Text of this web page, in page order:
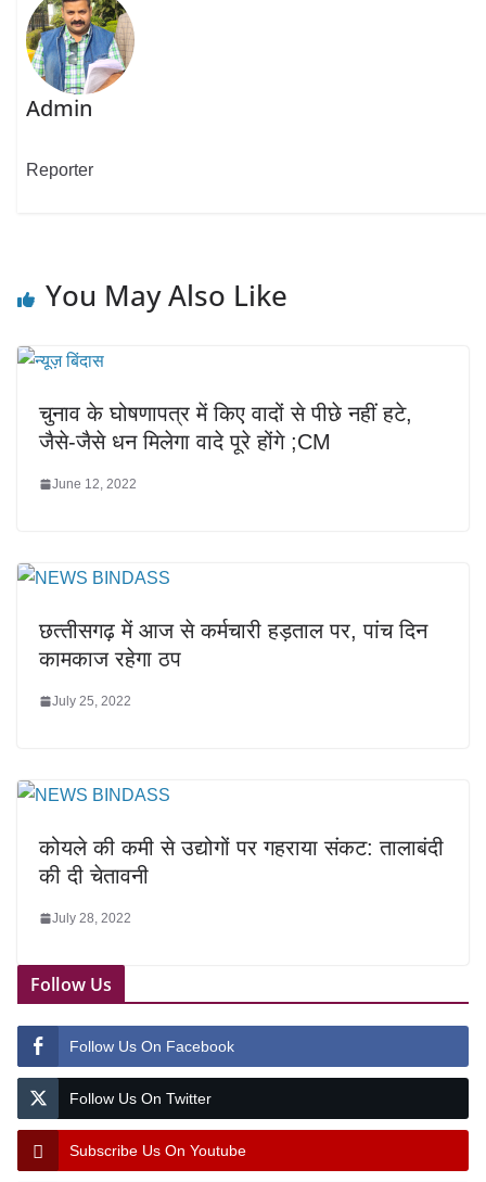
Admin
Reporter
You May Also Like
चुनाव के घोषणापत्र में किए वादों से पीछे नहीं हटे,
जैसे-जैसे धन मिलेगा वादे पूरे होंगे ;CM
June 12, 2022
छत्‍तीसगढ़ में आज से कर्मचारी हड़ताल पर, पांच दिन
कामकाज रहेगा ठप
July 25, 2022
कोयले की कमी से उद्योगों पर गहराया संकट: तालाबंदी
की दी चेतावनी
July 28, 2022
Follow Us
Follow Us On Facebook
Follow Us On Twitter
Subscribe Us On Youtube